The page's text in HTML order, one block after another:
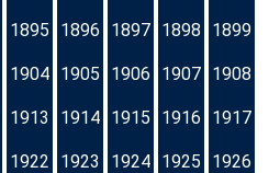
1895 1896 1897 1898 1899
1904 1905 1906 1907 1908
1913 1914 1915 1916 1917
1922 1923 1924 1925 1926